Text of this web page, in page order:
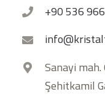
+90 536
Sanayi
Şehitkamil